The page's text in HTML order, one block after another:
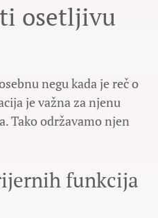
osetljivu
negu kada je reč o
je važna za njenu
Tako održavamo njen
funkcija